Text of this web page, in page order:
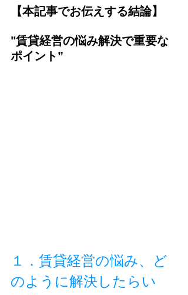
【本記事でお伝えする結論】
"賃貸経営の悩み解決で重要な
ポイント”
１．賃貸経営の悩み、ど
のように解決したらい